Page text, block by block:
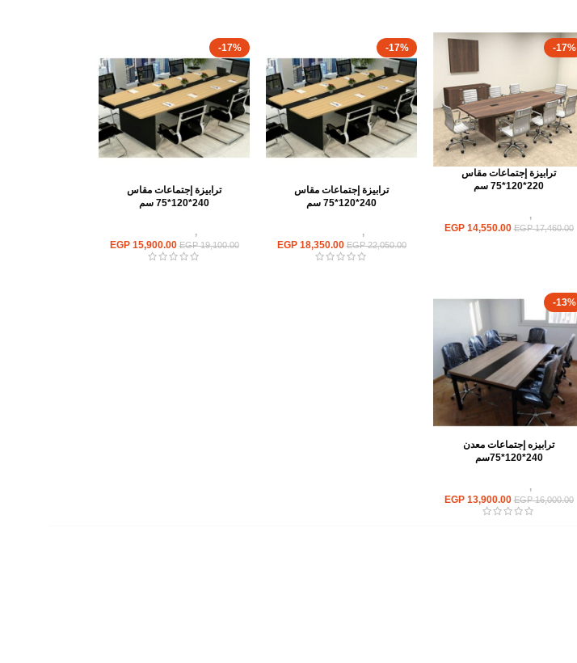
-17%
ترابيزة إجتماعات مقاس
220*120*75 سم
ترابيزات,
EGP17,460.00
EGP14,550.00
-17%
ترابيزة إجتماعات مقاس
240*120*75 سم
ترابيزات,
EGP22,050.00
EGP18,350.00
-17%
ترابيزة إجتماعات مقاس
240*120*75 سم
ترابيزات,
EGP19,100.00
EGP15,900.00
-13%
ترابيزه إجتماعات معدن
240*120*75سم
ترابيزات,
EGP16,000.00
EGP13,900.00